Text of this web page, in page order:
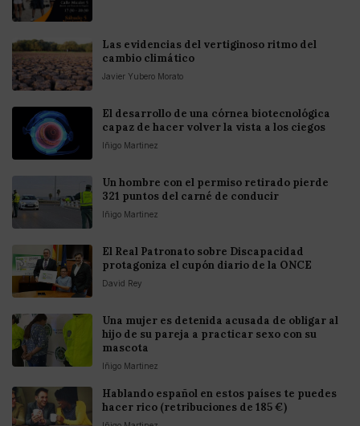
Las evidencias del vertiginoso ritmo del
cambio climático
Javier Yubero Morato
El desarrollo de una córnea biotecnológica
capaz de hacer volver la vista a los ciegos
Iñigo Martinez
Un hombre con el permiso retirado pierde
321 puntos del carné de conducir
Iñigo Martinez
El Real Patronato sobre Discapacidad
protagoniza el cupón diario de la ONCE
David Rey
Una mujer es detenida acusada de obligar al
hijo de su pareja a practicar sexo con su
mascota
Iñigo Martinez
Hablando español en estos países te puedes
hacer rico (retribuciones de 185 €)